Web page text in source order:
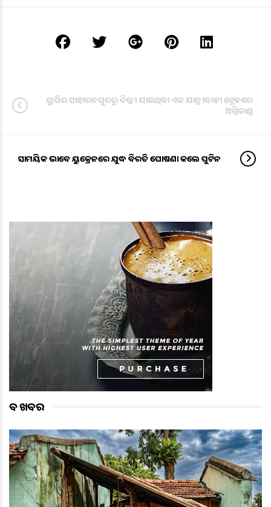
ୟୁପିର ସାହାରନପୁରରୁ ଦିଲ୍ଲୀ ଯାଉଥିବା ଏକ ଯାତ୍ରୀବାହୀ ଟ୍ରେନରେ
ଅଗ୍ନିକାଣ୍ଡ
ସାମୟିକ ଭାବେ ୟୁକ୍ରେନରେ ଯୁଦ୍ଧ ବିରତି ଘୋଷଣା କଲେ ପୁଟିନ
ବଡ ଖବର